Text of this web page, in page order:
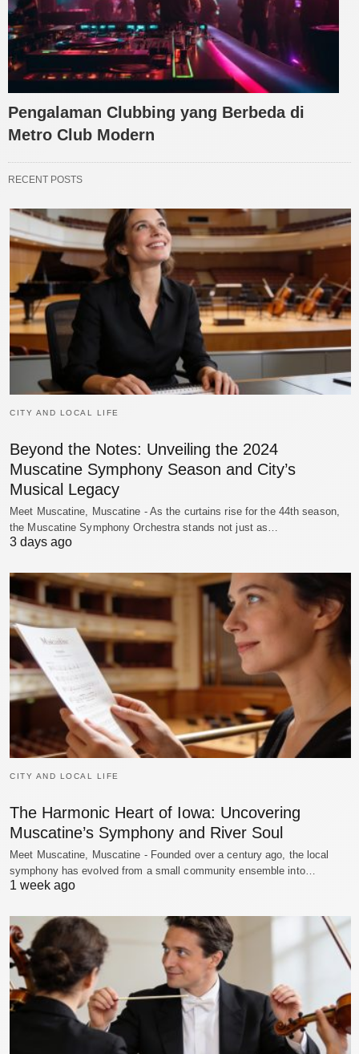
Pengalaman Clubbing yang Berbeda di
Metro Club Modern
RECENT POSTS
CITY AND LOCAL LIFE
Beyond the Notes: Unveiling the 2024
Muscatine Symphony Season and City’s
Musical Legacy
Meet Muscatine, Muscatine - As the curtains rise for the 44th season,
the Muscatine Symphony Orchestra stands not just as…
3 days ago
CITY AND LOCAL LIFE
The Harmonic Heart of Iowa: Uncovering
Muscatine’s Symphony and River Soul
Meet Muscatine, Muscatine - Founded over a century ago, the local
symphony has evolved from a small community ensemble into…
1 week ago